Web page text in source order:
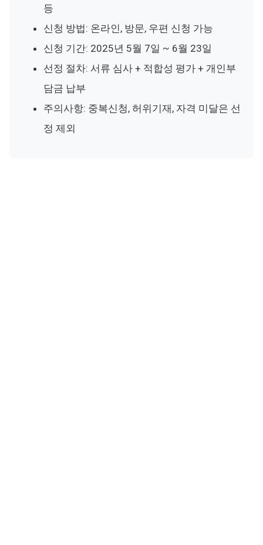
등
신청 방법: 온라인, 방문, 우편 신청 가능
신청 기간: 2025년 5월 7일 ~ 6월 23일
선정 절차: 서류 심사 + 적합성 평가 + 개인부
담금 납부
주의사항: 중복신청, 허위기재, 자격 미달은 선
정 제외